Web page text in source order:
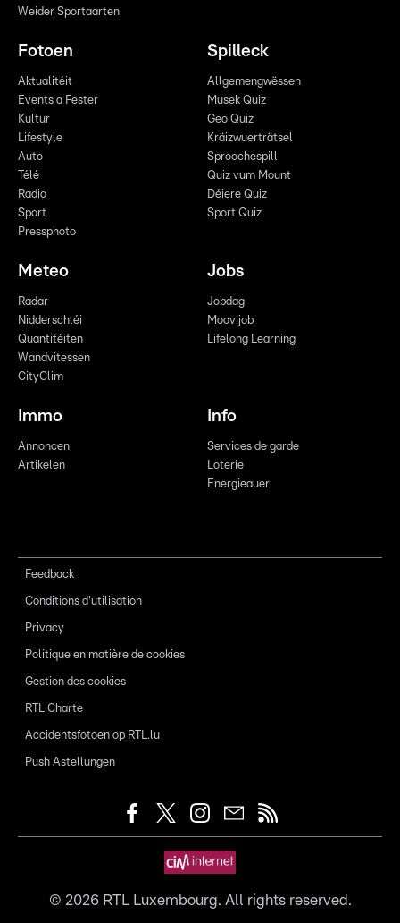
Weider Sportaarten
Fotoen
Aktualitéit
Events a Fester
Kultur
Lifestyle
Auto
Télé
Radio
Sport
Pressphoto
Spilleck
Allgemengwëssen
Musek Quiz
Geo Quiz
Kräizwuerträtsel
Sproochespill
Quiz vum Mount
Déiere Quiz
Sport Quiz
Meteo
Radar
Nidderschléi
Quantitéiten
Wandvitessen
CityClim
Jobs
Jobdag
Moovijob
Lifelong Learning
Immo
Annoncen
Artikelen
Info
Services de garde
Loterie
Energieauer
Feedback
Conditions d'utilisation
Privacy
Politique en matière de cookies
Gestion des cookies
RTL Charte
Accidentsfotoen op RTL.lu
Push Astellungen
© 2026RTL Luxembourg. All rights reserved.